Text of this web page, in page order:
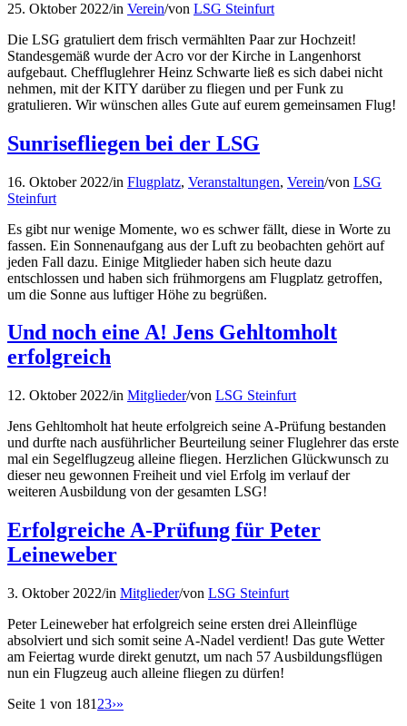
25. Oktober 2022/in Verein/von LSG Steinfurt
Die LSG gratuliert dem frisch vermählten Paar zur Hochzeit!
Standesgemäß wurde der Acro vor der Kirche in Langenhorst
aufgebaut. Cheffluglehrer Heinz Schwarte ließ es sich dabei nicht
nehmen, mit der KITY darüber zu fliegen und per Funk zu
gratulieren. Wir wünschen alles Gute auf eurem gemeinsamen Flug!
Sunrisefliegen bei der LSG
16. Oktober 2022/in Flugplatz, Veranstaltungen, Verein/von LSG
Steinfurt
Es gibt nur wenige Momente, wo es schwer fällt, diese in Worte zu
fassen. Ein Sonnenaufgang aus der Luft zu beobachten gehört auf
jeden Fall dazu. Einige Mitglieder haben sich heute dazu
entschlossen und haben sich frühmorgens am Flugplatz getroffen,
um die Sonne aus luftiger Höhe zu begrüßen.
Und noch eine A! Jens Gehltomholt
erfolgreich
12. Oktober 2022/in Mitglieder/von LSG Steinfurt
Jens Gehltomholt hat heute erfolgreich seine A-Prüfung bestanden
und durfte nach ausführlicher Beurteilung seiner Fluglehrer das erste
mal ein Segelflugzeug alleine fliegen. Herzlichen Glückwunsch zu
dieser neu gewonnen Freiheit und viel Erfolg im verlauf der
weiteren Ausbildung von der gesamten LSG!
Erfolgreiche A-Prüfung für Peter
Leineweber
3. Oktober 2022/in Mitglieder/von LSG Steinfurt
Peter Leineweber hat erfolgreich seine ersten drei Alleinflüge
absolviert und sich somit seine A-Nadel verdient! Das gute Wetter
am Feiertag wurde direkt genutzt, um nach 57 Ausbildungsflügen
nun ein Flugzeug auch alleine fliegen zu dürfen!
Seite 1 von 181 23›»